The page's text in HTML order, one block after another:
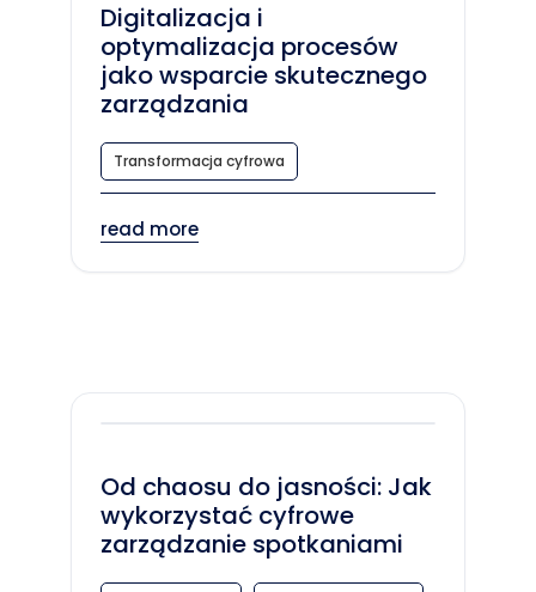
Digitalizacja i
optymalizacja procesów
jako wsparcie skutecznego
zarządzania
Transformacja cyfrowa
read more
Od chaosu do jasności: Jak
wykorzystać cyfrowe
zarządzanie spotkaniami